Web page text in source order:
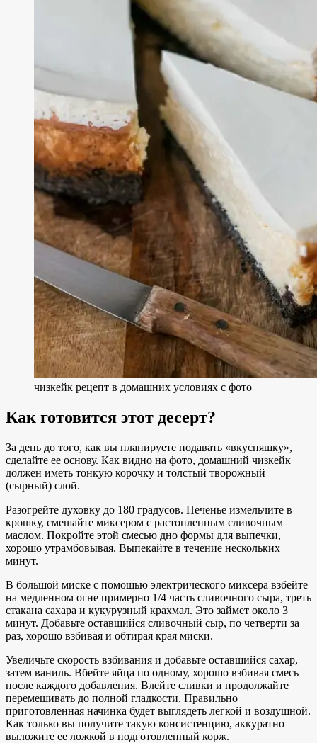
чизкейк рецепт в домашних условиях с фото
Как готовится этот десерт?
За день до того, как вы планируете подавать «вкусняшку»,
сделайте ее основу. Как видно на фото, домашний чизкейк
должен иметь тонкую корочку и толстый творожный
(сырный) слой.
Разогрейте духовку до 180 градусов. Печенье измельчите в
крошку, смешайте миксером с растопленным сливочным
маслом. Покройте этой смесью дно формы для выпечки,
хорошо утрамбовывая. Выпекайте в течение нескольких
минут.
В большой миске с помощью электрического миксера взбейте
на медленном огне примерно 1/4 часть сливочного сыра, треть
стакана сахара и кукурузный крахмал. Это займет около 3
минут. Добавьте оставшийся сливочный сыр, по четверти за
раз, хорошо взбивая и обтирая края миски.
Увеличьте скорость взбивания и добавьте оставшийся сахар,
затем ваниль. Вбейте яйца по одному, хорошо взбивая смесь
после каждого добавления. Влейте сливки и продолжайте
перемешивать до полной гладкости. Правильно
приготовленная начинка будет выглядеть легкой и воздушной.
Как только вы получите такую консистенцию, аккуратно
выложите ее ложкой в подготовленный корж.